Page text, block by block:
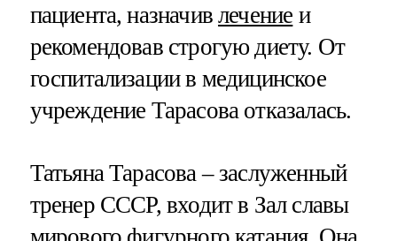
пациента, назначивлечение и
рекомендовав строгую диету. От
госпитализации в медицинское
учреждение Тарасова отказалась.
Татьяна Тарасова – заслуженный
тренер СССР, входит в Зал славы